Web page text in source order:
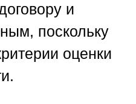
и
поскольку
оценки